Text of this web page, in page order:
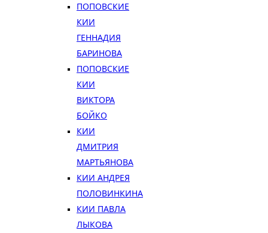
ПОПОВСКИЕ
КИИ
ГЕННАДИЯ
БАРИНОВА
ПОПОВСКИЕ
КИИ
ВИКТОРА
БОЙКО
КИИ
ДМИТРИЯ
МАРТЬЯНОВА
КИИ АНДРЕЯ
ПОЛОВИНКИНА
КИИ ПАВЛА
ЛЫКОВА